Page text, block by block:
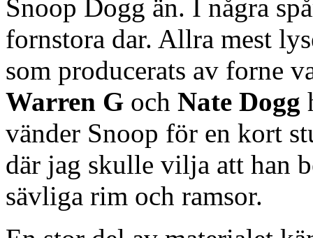
Snoop Dogg än. I några
fornstora dar. Allra mest
som producerats av forne
Warren G och Nate Dogg
vänder Snoop för en kort
där jag skulle vilja att han
sävliga rim och ramsor.